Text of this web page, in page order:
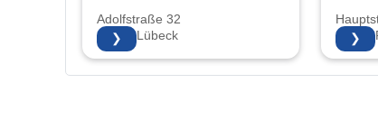
Adolfstraße 32
23568 Lübeck
❯
23626
❯